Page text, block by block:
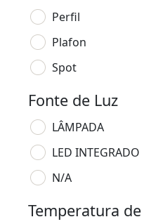
Perfil
Plafon
Spot
Fonte de Luz
LÂMPADA
LED INTEGRADO
N/A
Temperatura